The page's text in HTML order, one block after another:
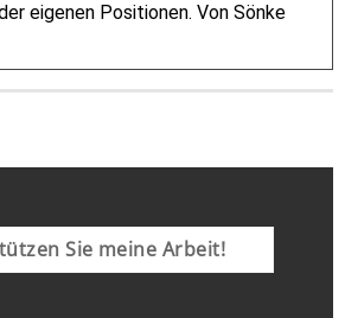
eigenen Positionen. Von Sönke
Sie meine Arbeit!